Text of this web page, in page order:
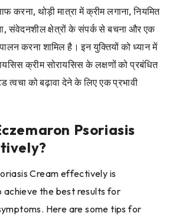
करना, थोड़ी मात्रा में क्रीम लगाना, नियमित
संवेदनशील क्षेत्रों के संपर्क से बचना और एक
करना शामिल है। इन युक्तियों को ध्यान में
क्रीम सोरायसिस के लक्षणों को प्रबंधित
को बढ़ावा देने के लिए एक प्रभावी
Psoriasis
Cream effectively is
the best results for
Here are some tips for